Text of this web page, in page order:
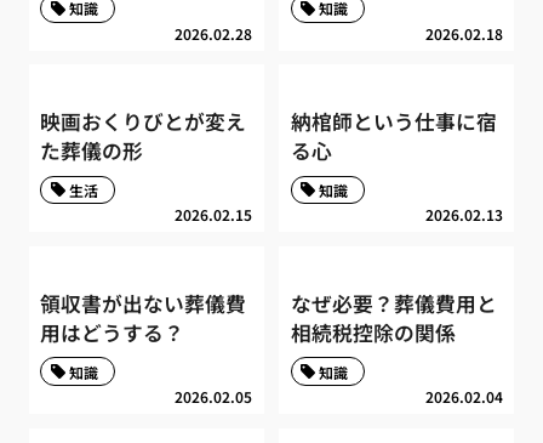
2026.02.28
知識
2026.02.18
知識
映画おくりびとが変え
た葬儀の形
2026.02.15
生活
納棺師という仕事に宿
る心
2026.02.13
知識
領収書が出ない葬儀費
用はどうする？
2026.02.05
知識
なぜ必要？葬儀費用と
相続税控除の関係
2026.02.04
知識